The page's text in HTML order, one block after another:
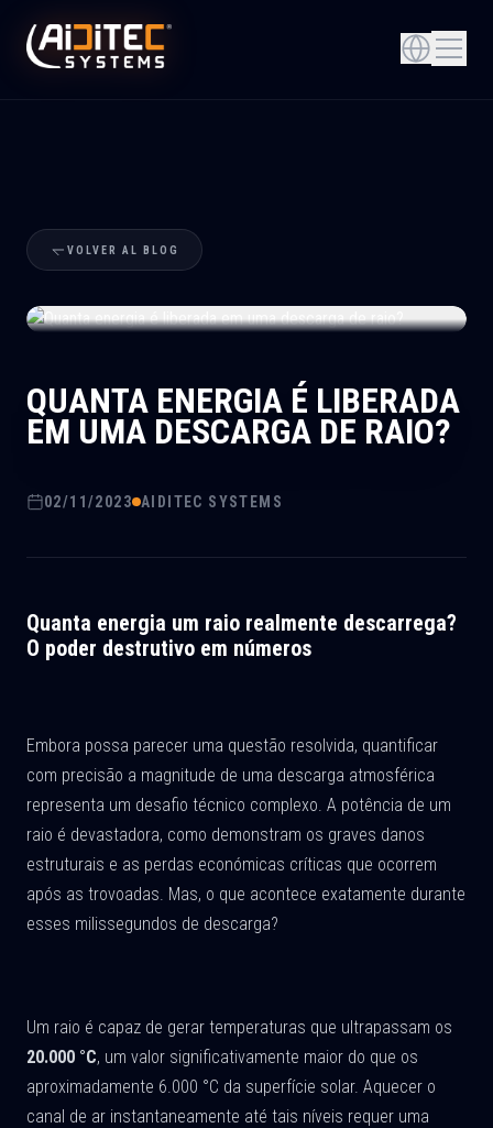
VOLVER AL BLOG
QUANTA ENERGIA É LIBERADA
EM UMA DESCARGA DE RAIO?
02/11/2023 AIDITEC SYSTEMS
Quanta energia um raio realmente descarrega?
O poder destrutivo em números
Embora possa parecer uma questão resolvida, quantificar
com precisão a magnitude de uma descarga atmosférica
representa um desafio técnico complexo. A potência de um
raio é devastadora, como demonstram os graves danos
estruturais e as perdas económicas críticas que ocorrem
após as trovoadas. Mas, o que acontece exatamente durante
esses milissegundos de descarga?
Um raio é capaz de gerar temperaturas que ultrapassam os
20.000 °C, um valor significativamente maior do que os
aproximadamente 6.000 °C da superfície solar. Aquecer o
canal de ar instantaneamente até tais níveis requer uma